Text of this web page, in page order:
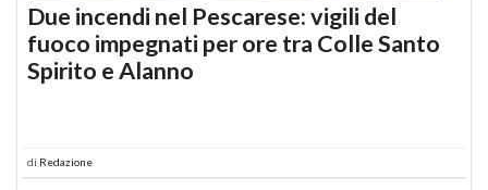
Due incendi nel Pescarese: vigili del
fuoco impegnati per ore tra Colle Santo
Spirito e Alanno
di Redazione